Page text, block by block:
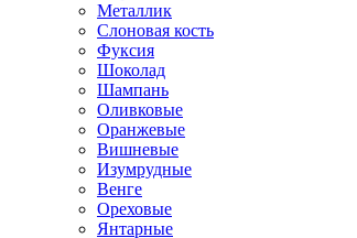
Металлик
Слоновая кость
Фуксия
Шоколад
Шампань
Оливковые
Оранжевые
Вишневые
Изумрудные
Венге
Ореховые
Янтарные